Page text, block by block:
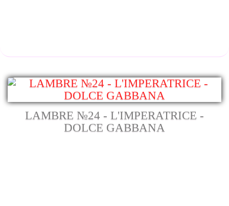
LAMBRE №24 - L'IMPERATRICE -
DOLCE GABBANA